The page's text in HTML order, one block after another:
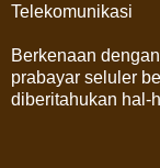
Telekomunikasi
Berkenaan
prabayar seluler
diberitahukan hal-